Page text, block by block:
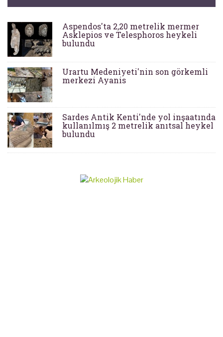
Aspendos'ta 2,20 metrelik mermer
Asklepios ve Telesphoros heykeli
bulundu
Urartu Medeniyeti'nin son görkemli
merkezi Ayanis
Sardes Antik Kenti'nde yol inşaatında
kullanılmış 2 metrelik anıtsal heykel
bulundu